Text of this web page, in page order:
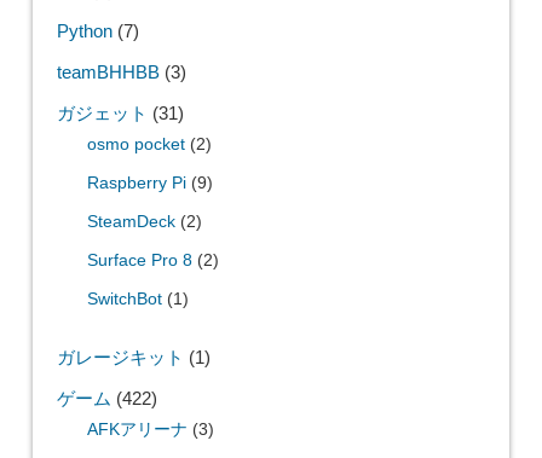
Python(7)
teamBHHBB(3)
ガジェット (31)
osmo pocket(2)
Raspberry Pi(9)
SteamDeck(2)
Surface Pro 8(2)
SwitchBot(1)
ガレージキット (1)
ゲーム (422)
AFKアリーナ (3)